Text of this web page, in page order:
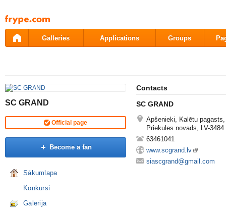
Pāriet
uz
saturu
Galleries Applications Groups
SC GRAND
Official page
Become a fan
Sākumlapa
Konkursi
Galerija
Contacts
SC GRAND
Apšenieki, Kalētu pagasts,
Priekules novads, LV-3484
63461041
www.scgrand.lv
siascgrand@gmail.com